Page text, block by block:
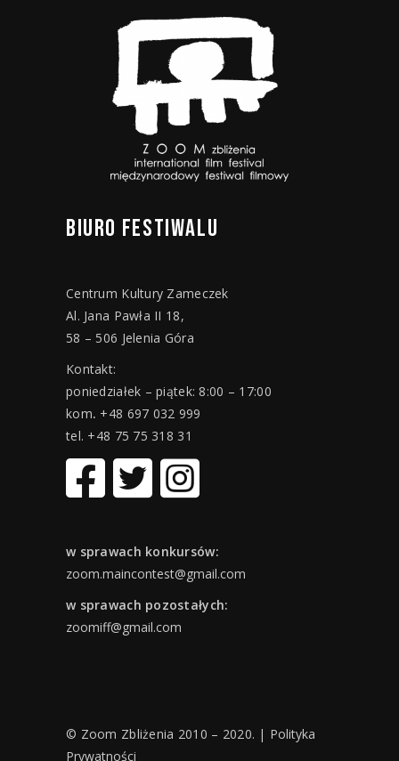
BIURO FESTIWALU
Centrum Kultury Zameczek
Al. Jana Pawła II 18,
58 – 506 Jelenia Góra
Kontakt:
poniedziałek – piątek: 8:00 – 17:00
kom. +48 697 032 999
tel. +48 75 75 318 31
w sprawach konkursów:
zoom.maincontest@gmail.com
w sprawach pozostałych:
zoomiff@gmail.com
© Zoom Zbliżenia 2010 – 2020. | Polityka
Prywatności